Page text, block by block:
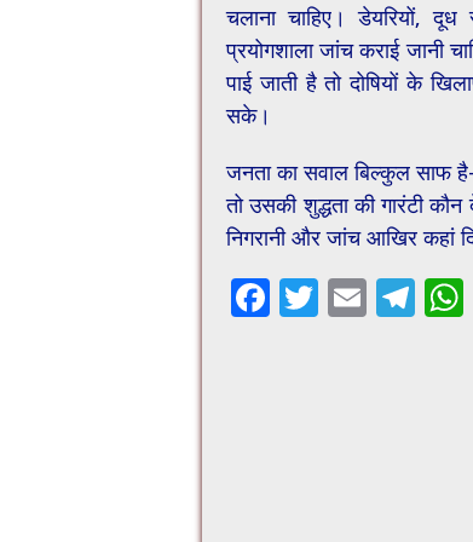
चलाना चाहिए। डेयरियों,
प्रयोगशाला जांच कराई जानी
पाई जाती है तो दोषियों के
सके।
जनता का सवाल बिल्कुल साफ
तो उसकी शुद्धता की गारंटी
निगरानी और जांच आखिर कहां
F
T
E
T